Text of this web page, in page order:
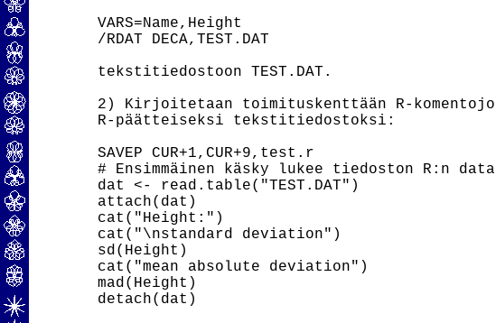
VARS=Name,Height
/RDAT DECA,TEST.DAT
tekstitiedostoon TEST.DAT.
2) Kirjoitetaan toimituskenttään R-
R-päätteiseksi tekstitiedostoksi:
SAVEP CUR+1,CUR+9,test.r
# Ensimmäinen käsky lukee tiedoston R:n
dat <- read.table("TEST.DAT")
attach(dat)
cat("Height:")
cat("\nstandard deviation")
sd(Height)
cat("mean absolute deviation")
mad(Height)
detach(dat)